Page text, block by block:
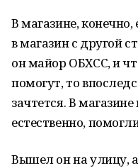
В магазине,
в магазин с другой
он майор ОБХСС, и
помогут, то
зачтется. В
естественно,
Вышел он на улицу,